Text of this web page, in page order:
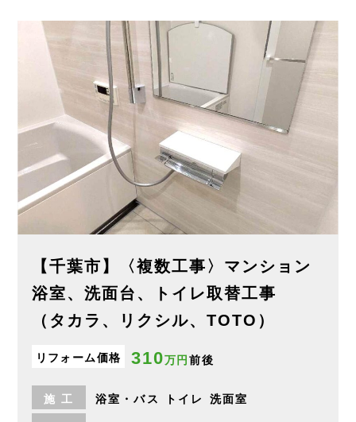
【千葉市】〈複数工事〉マンション
浴室、洗面台、トイレ取替工事
（タカラ、リクシル、TOTO）
リフォーム価格 310万円 前後
施 工 浴室・バス トイレ 洗面室